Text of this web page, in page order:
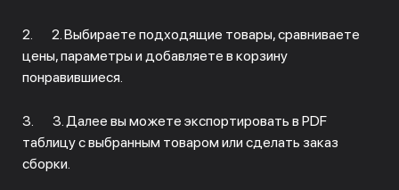
2. 2. Выбираете подходящие товары, сравниваете
цены, параметры и добавляете в корзину
понравившиеся.
3. 3. Далее вы можете экспортировать в PDF
таблицу с выбранным товаром или сделать заказ
сборки.